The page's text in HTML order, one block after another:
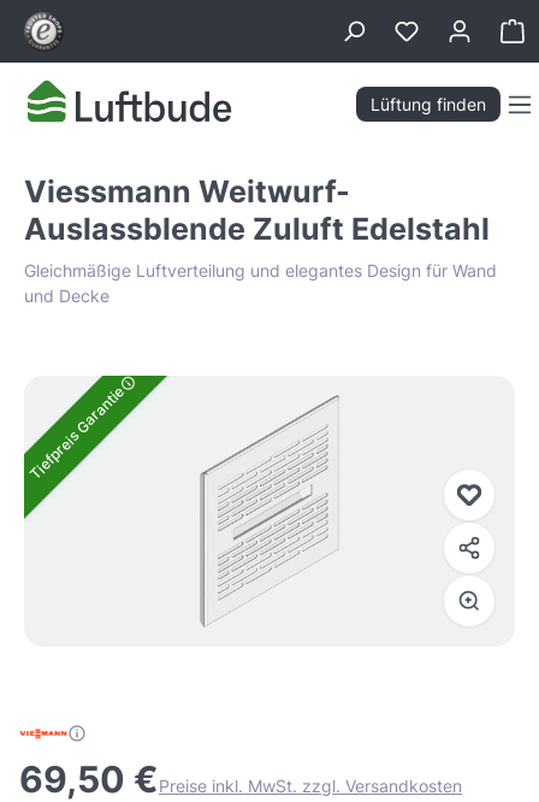
springen
Lüftung finden
Viessmann Weitwurf-
Auslassblende Zuluft Edelstahl
Gleichmäßige Luftverteilung und elegantes Design für Wand
und Decke
Bildergalerie überspringen
Tiefpreis Garantie
69,50 €Preise inkl. MwSt. zzgl. Versandkosten